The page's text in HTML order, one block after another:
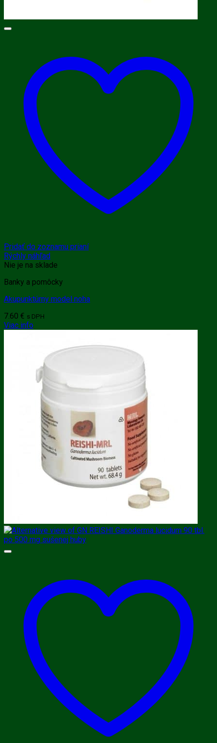
Pridať do zoznamu prianí
Rýchly náhľad
Nie je na sklade
Banky a pomôcky
Akupunktúrny model noha
7.60 € s DPH
Viac info